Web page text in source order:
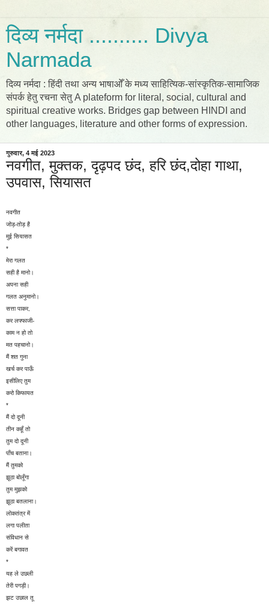
दिव्य नर्मदा .......... Divya
Narmada
दिव्य नर्मदा : हिंदी तथा अन्य भाषाओँ के मध्य साहित्यिक-सांस्कृतिक-सामाजिक
संपर्क हेतु रचना सेतु A plateform for literal, social, cultural and
spiritual creative works. Bridges gap between HINDI and
other languages, literature and other forms of expression.
गुरुवार, 4 मई 2023
नवगीत, मुक्तक, दृढ़पद छंद, हरि छंद,दोहा गाथा,
उपवास, सियासत
नवगीत
जोड़-तोड़ है
मुई सियासत
*
मेरा गलत
सही है मानो।
अपना सही
गलत अनुमानो।
सत्ता पाकर,
कर लफ्फाजी-
काम न हो तो
मत पहचानो।
मैं शत गुना
खर्च कर पाऊँ
इसीलिए तुम
करो किफायत
*
मैं दो दूनी
तीन कहूँ तो
तुम दो दूनी
पाँच बताना।
मैं तुमको
झूठा बोलूँगा
तुम मुझको
झूठा बतलाना।
लोकतंत्र में
लगा पलीता
संविधान से
करें बगावत
*
यह ले उछली
तेरी पगड़ी।
झट उछाल तू